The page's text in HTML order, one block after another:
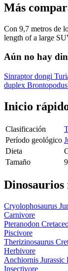
Más
Con 9,7 metros de
length of a large
Aún no hay
Sinraptor dongi
duplex Brontopodus
Inicio
Clasificación
Período geológico
Dieta
Tamaño
Dinosaurios
Cryolophosaurus
Carnivore
Pteranodon
Piscivore
Therizinosaurus
Herbivore
Anchiornis Jurassic
Insectivore